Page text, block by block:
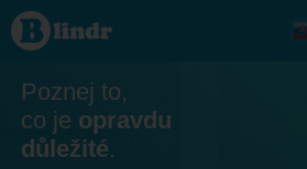
Seznamka
Poznej to,
co je opravdu
důležité.